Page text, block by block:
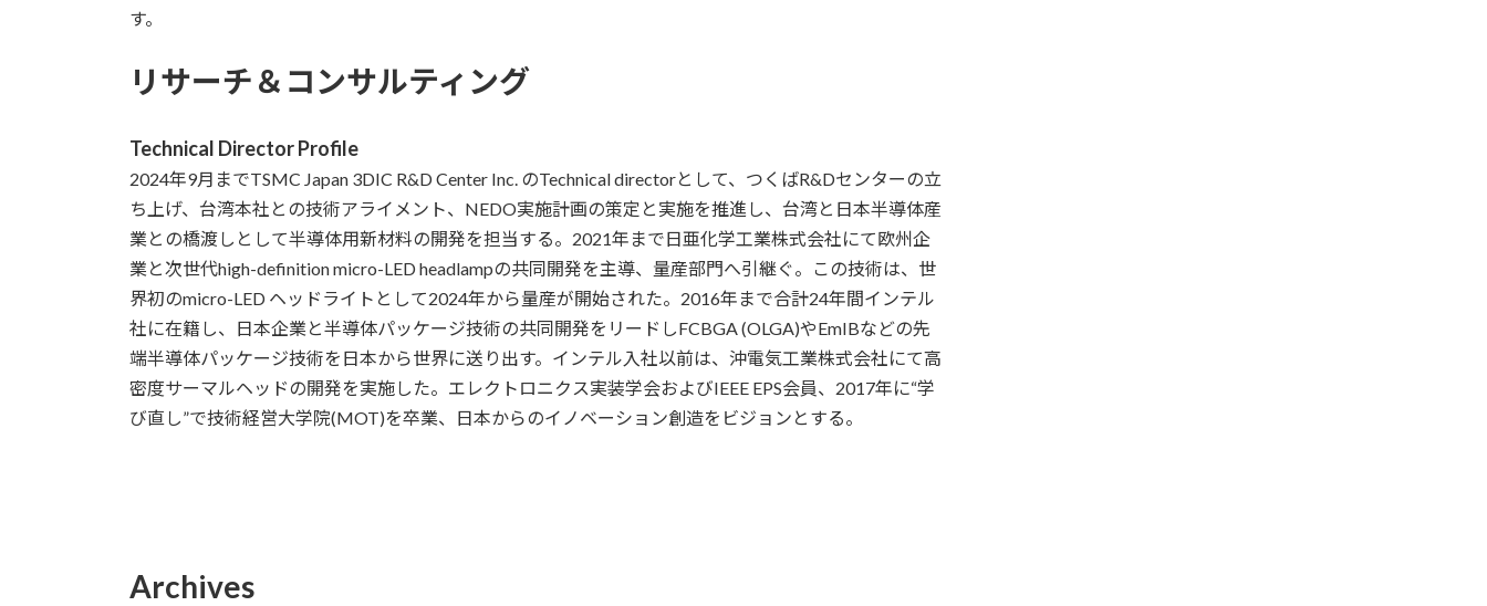
す。
リサーチ＆コンサルティング
Technical Director Profile
2024年9月までTSMC Japan 3DIC R&D Center Inc. のTechnical directorとして、つくばR&Dセンターの立
ち上げ、台湾本社との技術アライメント、NEDO実施計画の策定と実施を推進し、台湾と日本半導体産
業との橋渡しとして半導体用新材料の開発を担当する。2021年まで日亜化学工業株式会社にて欧州企
業と次世代high-definition micro-LED headlampの共同開発を主導、量産部門へ引継ぐ。この技術は、世
界初のmicro-LED ヘッドライトとして2024年から量産が開始された。2016年まで合計24年間インテル
社に在籍し、日本企業と半導体パッケージ技術の共同開発をリードしFCBGA (OLGA)やEmIBなどの先
端半導体パッケージ技術を日本から世界に送り出す。インテル入社以前は、沖電気工業株式会社にて高
密度サーマルヘッドの開発を実施した。エレクトロニクス実装学会およびIEEE EPS会員、2017年に“学
び直し”で技術経営大学院(MOT)を卒業、日本からのイノベーション創造をビジョンとする。
Archives